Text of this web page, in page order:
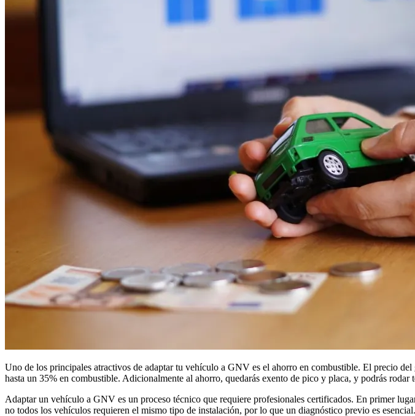
Uno de los principales atractivos de adaptar tu vehículo a GNV es el ahorro en combustible. El precio
hasta un 35% en combustible. Adicionalmente al ahorro, quedarás exento de pico y placa, y podrás rodar
Adaptar un vehículo a GNV es un proceso técnico que requiere profesionales certificados. En primer
no todos los vehículos requieren el mismo tipo de instalación, por lo que un diagnóstico previo es esencial.